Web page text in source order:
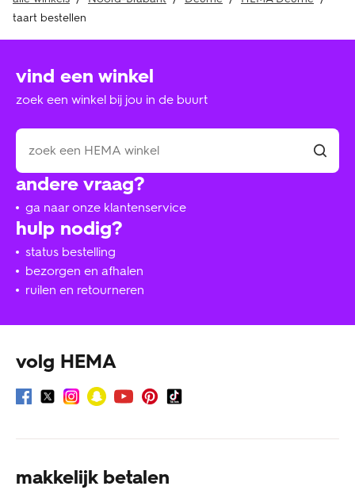
taart bestellen
hulp nodig?
status bestelling
bezorgen en afhalen
ruilen en retourneren
andere vraag?
ga naar onze klantenservice
vind een winkel
zoek een winkel bij jou in de buurt
volg HEMA
makkelijk betalen